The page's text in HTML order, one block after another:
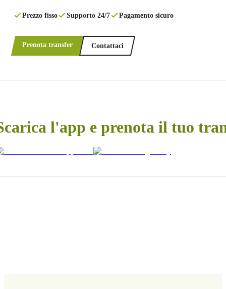
Prezzo fisso Supporto 24/7 Pagamento sicuro
Prenota transfer Contattaci
l'app e prenota il tuo